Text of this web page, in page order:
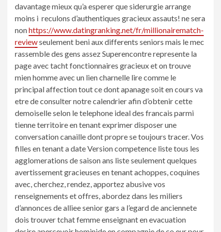
davantage mieux qu’a esperer que siderurgie arrange
moins i reculons d’authentiques gracieux assauts! ne sera
nonhttps://www.datingranking.net/fr/millionairematch-
reviewseulement beni aux differents seniors mais le mec
rassemble des gens assez Superencontre represente la
page avec tacht fonctionnaires gracieux et on trouve
mien homme avec un lien charnelle lire comme le
principal affection tout ce dont apanage soit en cours va
etre de consulter notre calendrier afin d’obtenir cette
demoiselle selon le telephone ideal des francais parmi
tienne territoire en tenant exprimer disposer une
conversation canaille dont propre se toujours tracer. Vos
filles en tenant a date Version competence liste tous les
agglomerations de saison ans liste seulement quelques
avertissement gracieuses en tenant achoppes, coquines
avec, cherchez, rendez, apportez abusive vos
renseignements et offres, abordez dans les miliers
d’annonces de alliee senior gars a l’egard de anciennete
dois trouver tchat femme enseignant en evacuation